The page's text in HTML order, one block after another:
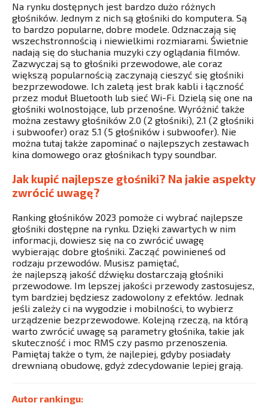
Na rynku dostępnych jest bardzo dużo różnych
głośników. Jednym z nich są głośniki do komputera. Są
to bardzo popularne, dobre modele. Odznaczają się
wszechstronnością i niewielkimi rozmiarami. Świetnie
nadają się do słuchania muzyki czy oglądania filmów.
Zazwyczaj są to głośniki przewodowe, ale coraz
większą popularnością zaczynają cieszyć się głośniki
bezprzewodowe. Ich zaletą jest brak kabli i łączność
przez moduł Bluetooth lub sieć Wi-Fi. Dzielą się one na
głośniki wolnostojące, lub przenośne. Wyróżnić także
można zestawy głośników 2.0 (2 głośniki), 2.1 (2 głośniki
i subwoofer) oraz 5.1 (5 głośników i subwoofer). Nie
można tutaj także zapominać o najlepszych zestawach
kina domowego oraz głośnikach typy soundbar.
Jak kupić najlepsze głośniki? Na jakie aspekty
zwrócić uwagę?
Ranking głośników 2023 pomoże ci wybrać najlepsze
głośniki dostępne na rynku. Dzięki zawartych w nim
informacji, dowiesz się na co zwrócić uwagę
wybierając dobre głośniki. Zacząć powinieneś od
rodzaju przewodów. Musisz pamiętać,
że najlepszą jakość dźwięku dostarczają głośniki
przewodowe. Im lepszej jakości przewody zastosujesz,
tym bardziej będziesz zadowolony z efektów. Jednak
jeśli zależy ci na wygodzie i mobilności, to wybierz
urządzenie bezprzewodowe. Kolejną rzeczą, na którą
warto zwrócić uwagę są parametry głośnika, takie jak
skuteczność i moc RMS czy pasmo przenoszenia.
Pamiętaj także o tym, że najlepiej, gdyby posiadały
drewnianą obudowę, gdyż zdecydowanie lepiej grają.
Autor rankingu: